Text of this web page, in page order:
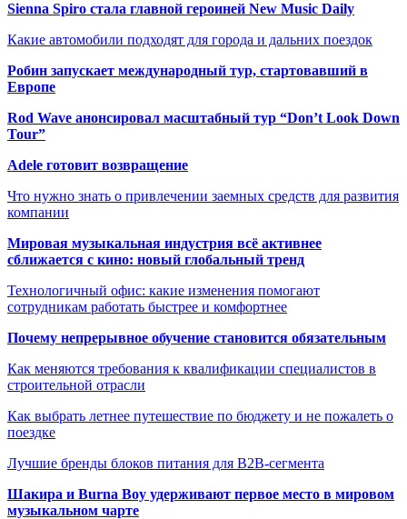
Sienna Spiro стала главной героиней New Music Daily
Какие автомобили подходят для города и дальних поездок
Робин запускает международный тур, стартовавший в
Европе
Rod Wave анонсировал масштабный тур “Don’t Look Down
Tour”
Adele готовит возвращение
Что нужно знать о привлечении заемных средств для развития
компании
Мировая музыкальная индустрия всё активнее
сближается с кино: новый глобальный тренд
Технологичный офис: какие изменения помогают
сотрудникам работать быстрее и комфортнее
Почему непрерывное обучение становится обязательным
Как меняются требования к квалификации специалистов в
строительной отрасли
Как выбрать летнее путешествие по бюджету и не пожалеть о
поездке
Лучшие бренды блоков питания для B2B-сегмента
Шакира и Burna Boy удерживают первое место в мировом
музыкальном чарте